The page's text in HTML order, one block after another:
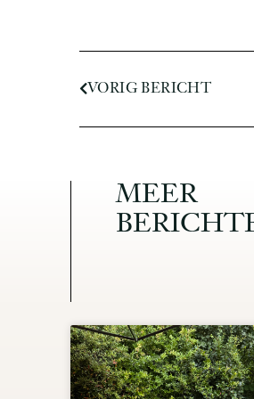
VORIG BERICHT
MEER